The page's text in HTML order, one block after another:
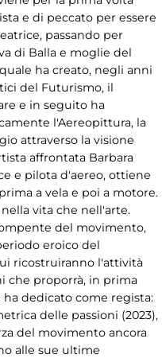
e di peccato per essere
passando per
di Balla e moglie del
ha creato, negli anni
del Futurismo, il
e in seguito ha
l'Aereopittura, la
attraverso la visione
affrontata Barbara
e pilota d'aereo, ottiene
a vela e poi a motore.
vita che nell'arte.
del movimento,
eroico del
ricostruiranno l'attività
che proporrà, in prima
dedicato come regista:
delle passioni (2023),
del movimento ancora
alle sue ultime